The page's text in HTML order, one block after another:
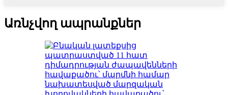
Առնչվող ապրանքներ